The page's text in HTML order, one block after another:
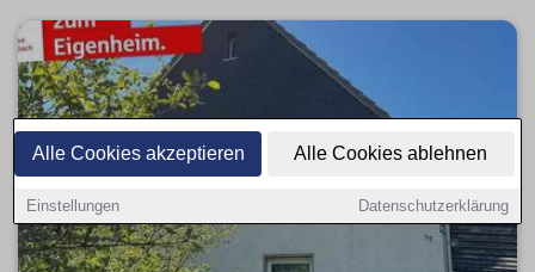
Alle Cookies akzeptieren Alle Cookies ablehnen
Einstellungen Datenschutzerklärung